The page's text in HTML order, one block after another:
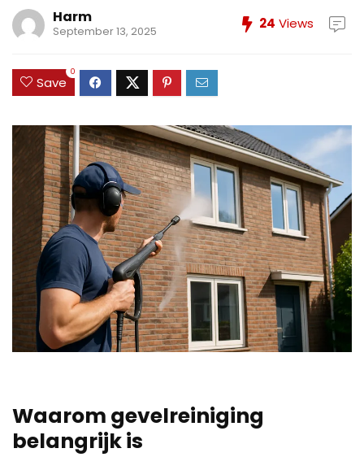
Harm
September 13, 2025 24 Views
Save
0
Waarom gevelreiniging
belangrijk is